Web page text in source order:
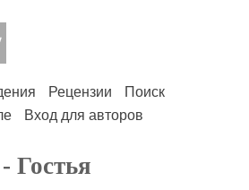
Рецензии
Поиск
Вход для авторов
Гостья